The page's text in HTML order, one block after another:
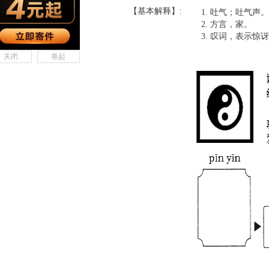
【基本解释】:
吐气；吐气声。
方言，家。
叹词，表示惊
关闭 卷起